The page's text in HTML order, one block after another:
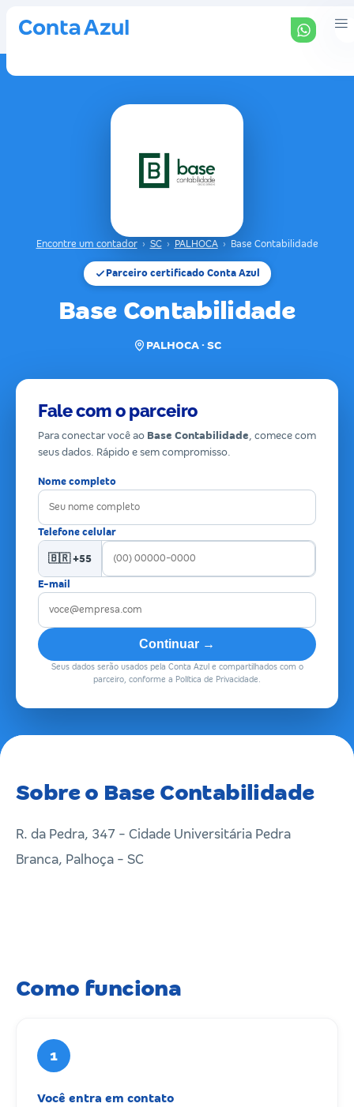
Encontre um contador › SC › PALHOCA › Base Contabilidade
Parceiro certificado Conta Azul
Base Contabilidade
PALHOCA · SC
Fale com o parceiro
Para conectar você ao Base Contabilidade, comece com
seus dados. Rápido e sem compromisso.
Nome completo
Telefone celular
🇧🇷 +55
E-mail
Continuar →
Seus dados serão usados pela Conta Azul e compartilhados com o
parceiro, conforme a Política de Privacidade.
Sobre o Base Contabilidade
R. da Pedra, 347 - Cidade Universitária Pedra
Branca, Palhoça - SC
Como funciona
1
Você entra em contato